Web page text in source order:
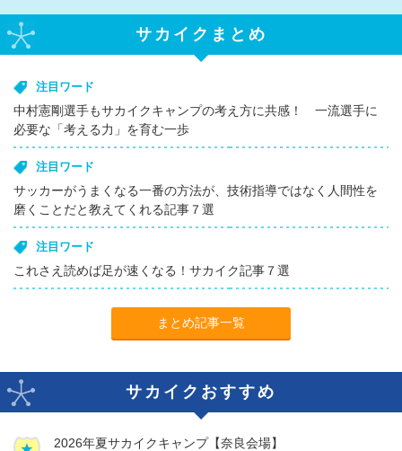
サカイクまとめ
注目ワード
中村憲剛選手もサカイクキャンプの考え方に共感！ 一流選手に
必要な「考える力」を育む一歩
注目ワード
サッカーがうまくなる一番の方法が、技術指導ではなく人間性を
磨くことだと教えてくれる記事７選
注目ワード
これさえ読めば足が速くなる！サカイク記事７選
まとめ記事一覧
サカイクおすすめ
2026年夏サカイクキャンプ【奈良会場】